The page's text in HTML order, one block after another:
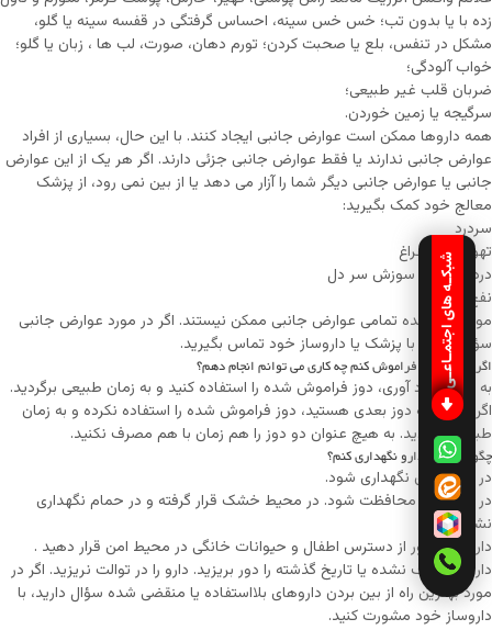
زده با یا بدون تب؛ خس خس سینه، احساس گرفتگی در قفسه سینه یا گلو،
مشکل در تنفس، بلع یا صحبت کردن؛ تورم دهان، صورت، لب ها ، زبان یا گلو؛
خواب آلودگی؛
ضربان قلب غیر طبیعی؛
سرگیجه یا زمین خوردن.
همه داروها ممکن است عوارض جانبی ایجاد کنند. با این حال، بسیاری از افراد
عوارض جانبی ندارند یا فقط عوارض جانبی جزئی دارند. اگر هر یک از این عوارض
جانبی یا عوارض جانبی دیگر شما را آزار می دهد یا از بین نمی رود، از پزشک
معالج خود کمک بگیرید:
سردرد
تهوع و استفراغ
درد معده یا سوزش سر دل
نفخ
موارد ذکر شده تمامی عوارض جانبی ممکن نیستند. اگر در مورد عوارض جانبی
سؤال دارید، با پزشک یا داروساز خود تماس بگیرید.
اگر یک دوز را فراموش کنم چه کاری می توانم انجام دهم؟
به محض یاد آوری، دوز فراموش شده را استفاده کنید و به زمان طبیعی برگردید.
اگر نزدیک به دوز بعدی هستید، دوز فراموش شده را استفاده نکرده و به زمان
طبیعی برگردید. به هیچ عنوان دو دوز را هم زمان با هم مصرف نکنید.
چگونه از این دارو نگهداری کنم؟
در دمای اتاق نگهداری شود.
در برابر گرما محافظت شود. در محیط خشک قرار گرفته و در حمام نگهداری
نشود.
دارو ها را دور از دسترس اطفال و حیوانات خانگی در محیط امن قرار دهید .
داروی مصرف نشده یا تاریخ گذشته را دور بریزید. دارو را در توالت نریزید. اگر در
مورد بهترین راه از بین بردن داروهای بلااستفاده یا منقضی شده سؤال دارید، با
داروساز خود مشورت کنید.
شبکـه های اجتمـاعـی